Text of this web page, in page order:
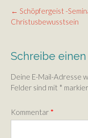
Post
navigation
← Schöpfergeist -
Christusbewusstsein
Schreibe
Deine E-Mail-Adresse
Felder sind mit *
Kommentar *